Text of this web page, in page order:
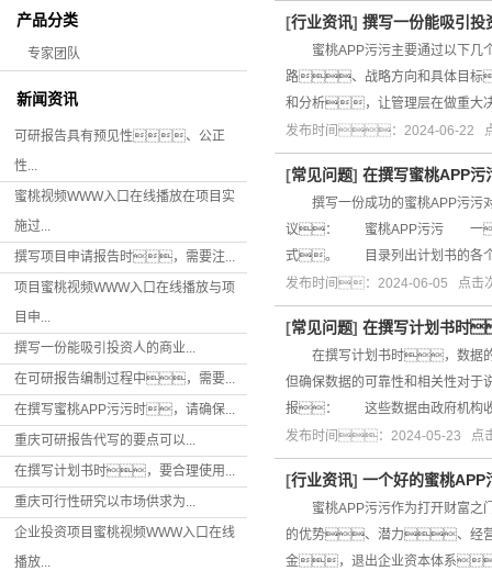
产品分类
专家团队
新闻资讯
可研报告具有预见性、公正
性...
蜜桃视频WWW入口在线播放在项目实
施过...
撰写项目申请报告时，需要注...
项目蜜桃视频WWW入口在线播放与项
目申...
撰写一份能吸引投资人的商业...
在可研报告编制过程中，需要...
在撰写蜜桃APP污污时，请确保...
重庆可研报告代写的要点可以...
在撰写计划书时，要合理使用...
重庆可行性研究以市场供求为...
企业投资项目蜜桃视频WWW入口在线
播放...
[行业资讯] 撰写一份能吸引投
蜜桃APP污污主要通过以下
路、战略方向和具体目
和分析，让管理层在做重
发布时间：2024-06-22
[常见问题] 在撰写蜜桃APP
撰写一份成功的蜜桃APP污污
议： 蜜桃APP污污 一
式。 目录列出计划书的
发布时间：2024-06-05 点
[常见问题] 在撰写计划书时
在撰写计划书时，数据的
但确保数据的可靠性和相关性对
报： 这些数据由政府机构
发布时间：2024-05-23 点
[行业资讯] 一个好的蜜桃APP
蜜桃APP污污作为打开财富之
的优势、潜力、经营
金，退出企业资本体系